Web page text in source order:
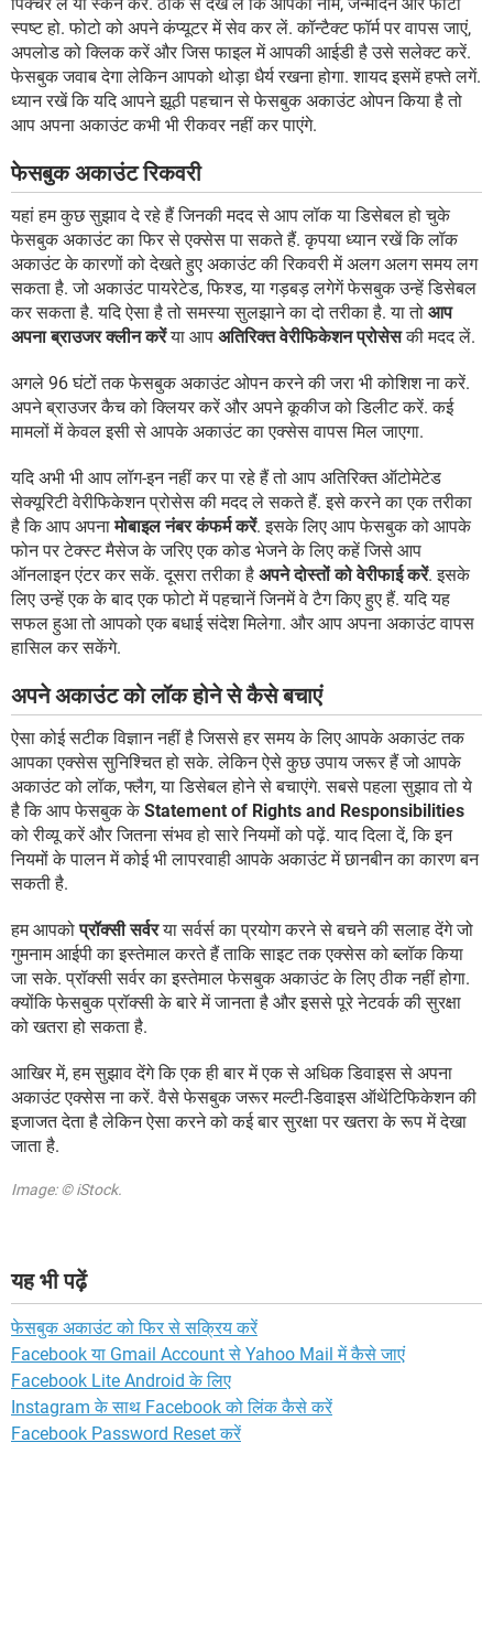
पिक्चर लें या स्कैन करें. ठीक से देख लें कि आपका नाम, जन्मदिन और फोटो
स्पष्ट हो. फोटो को अपने कंप्यूटर में सेव कर लें. कॉन्टैक्ट फॉर्म पर वापस जाएं,
अपलोड को क्लिक करें और जिस फाइल में आपकी आईडी है उसे सलेक्ट करें.
फेसबुक जवाब देगा लेकिन आपको थोड़ा धैर्य रखना होगा. शायद इसमें हफ्ते लगें.
ध्यान रखें कि यदि आपने झूठी पहचान से फेसबुक अकाउंट ओपन किया है तो
आप अपना अकाउंट कभी भी रीकवर नहीं कर पाएंगे.
फेसबुक अकाउंट रिकवरी
यहां हम कुछ सुझाव दे रहे हैं जिनकी मदद से आप लॉक या डिसेबल हो चुके
फेसबुक अकाउंट का फिर से एक्सेस पा सकते हैं. कृपया ध्यान रखें कि लॉक
अकाउंट के कारणों को देखते हुए अकाउंट की रिकवरी में अलग अलग समय लग
सकता है. जो अकाउंट पायरेटेड, फिश्ड, या गड़बड़ लगेगें फेसबुक उन्हें डिसेबल
कर सकता है. यदि ऐसा है तो समस्या सुलझाने का दो तरीका है. या तो आप
अपना ब्राउजर क्लीन करेंया आप अतिरिक्त वेरीफिकेशन प्रोसेसकी मदद लें.
अगले 96 घंटों तक फेसबुक अकाउंट ओपन करने की जरा भी कोशिश ना करें.
अपने ब्राउजर कैच को क्लियर करें और अपने कूकीज को डिलीट करें. कई
मामलों में केवल इसी से आपके अकाउंट का एक्सेस वापस मिल जाएगा.
यदि अभी भी आप लॉग-इन नहीं कर पा रहे हैं तो आप अतिरिक्त ऑटोमेटेड
सेक्यूरिटी वेरीफिकेशन प्रोसेस की मदद ले सकते हैं. इसे करने का एक तरीका
है कि आप अपनामोबाइल नंबर कंफर्म करें. इसके लिए आप फेसबुक को आपके
फोन पर टेक्स्ट मैसेज के जरिए एक कोड भेजने के लिए कहें जिसे आप
ऑनलाइन एंटर कर सकें. दूसरा तरीका है अपने दोस्तों को वेरीफाई करें. इसके
लिए उन्हें एक के बाद एक फोटो में पहचानें जिनमें वे टैग किए हुए हैं. यदि यह
सफल हुआ तो आपको एक बधाई संदेश मिलेगा. और आप अपना अकाउंट वापस
हासिल कर सकेंगे.
अपने अकाउंट को लॉक होने से कैसे बचाएं
ऐसा कोई सटीक विज्ञान नहीं है जिससे हर समय के लिए आपके अकाउंट तक
आपका एक्सेस सुनिश्चित हो सके. लेकिन ऐसे कुछ उपाय जरूर हैं जो आपके
अकाउंट को लॉक, फ्लैग, या डिसेबल होने से बचाएंगे. सबसे पहला सुझाव तो ये
है कि आप फेसबुक केStatement of Rights and Responsibilities
को रीव्यू करें और जितना संभव हो सारे नियमों को पढ़ें. याद दिला दें, कि इन
नियमों के पालन में कोई भी लापरवाही आपके अकाउंट में छानबीन का कारण बन
सकती है.
हम आपकोप्रॉक्सी सर्वरया सर्वर्स का प्रयोग करने से बचने की सलाह देंगे जो
गुमनाम आईपी का इस्तेमाल करते हैं ताकि साइट तक एक्सेस को ब्लॉक किया
जा सके. प्रॉक्सी सर्वर का इस्तेमाल फेसबुक अकाउंट के लिए ठीक नहीं होगा.
क्योंकि फेसबुक प्रॉक्सी के बारे में जानता है और इससे पूरे नेटवर्क की सुरक्षा
को खतरा हो सकता है.
आखिर में, हम सुझाव देंगे कि एक ही बार में एक से अधिक डिवाइस से अपना
अकाउंट एक्सेस ना करें. वैसे फेसबुक जरूर मल्टी-डिवाइस ऑथेंटिफिकेशन की
इजाजत देता है लेकिन ऐसा करने को कई बार सुरक्षा पर खतरा के रूप में देखा
जाता है.
Image: © iStock.
यह भी पढ़ें
फेसबुक अकाउंट को फिर से सक्रिय करें
Facebook या Gmail Account से Yahoo Mail में कैसे जाएं
Facebook Lite Android के लिए
Instagram के साथ Facebook को लिंक कैसे करें
Facebook Password Reset करें